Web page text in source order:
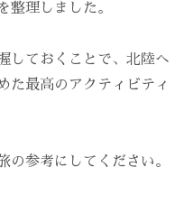
整理しました。
しておくことで、北陸へ
た最高のアクティビティ
の参考にしてください。